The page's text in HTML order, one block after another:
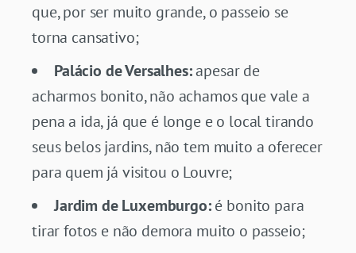
que, por ser muito grande, o passeio se
torna cansativo;
Palácio de Versalhes:apesar de
acharmos bonito, não achamos que vale a
pena a ida, já que é longe e o local tirando
seus belos jardins, não tem muito a oferecer
para quem já visitou o Louvre;
Jardim de Luxemburgo:é bonito para
tirar fotos e não demora muito o passeio;